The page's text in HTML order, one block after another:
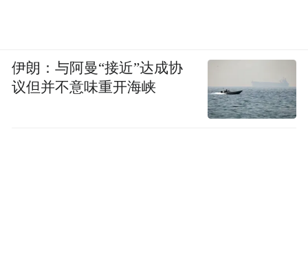
伊朗：与阿曼“接近”达成协
议但并不意味重开海峡